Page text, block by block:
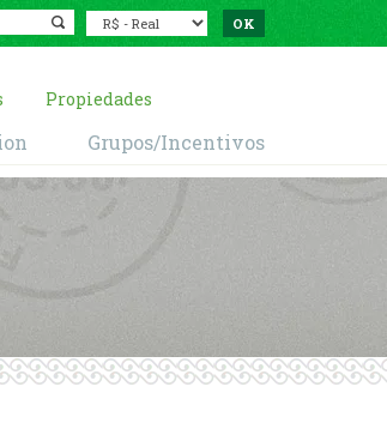
Propiedades
Grupos/Incentivos